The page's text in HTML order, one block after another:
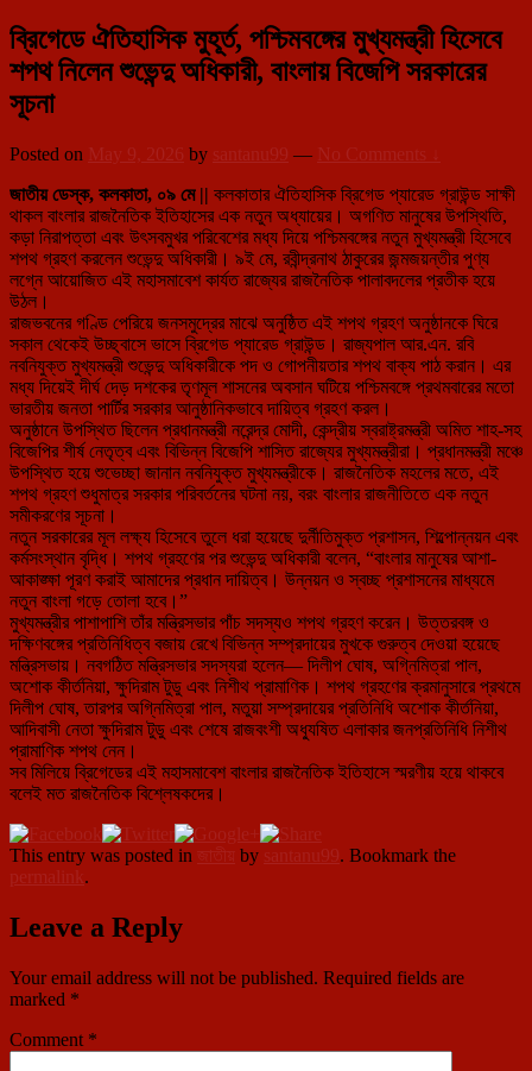
ব্রিগেডে ঐতিহাসিক মুহূর্ত, পশ্চিমবঙ্গের মুখ্যমন্ত্রী হিসেবে
শপথ নিলেন শুভেন্দু অধিকারী, বাংলায় বিজেপি সরকারের
সূচনা
Posted on May 9, 2026 by santanu99 — No Comments ↓
জাতীয় ডেস্ক, কলকাতা, ০৯ মে || কলকাতার ঐতিহাসিক ব্রিগেড প্যারেড গ্রাউন্ড সাক্ষী
থাকল বাংলার রাজনৈতিক ইতিহাসের এক নতুন অধ্যায়ের। অগণিত মানুষের উপস্থিতি,
কড়া নিরাপত্তা এবং উৎসবমুখর পরিবেশের মধ্য দিয়ে পশ্চিমবঙ্গের নতুন মুখ্যমন্ত্রী হিসেবে
শপথ গ্রহণ করলেন শুভেন্দু অধিকারী। ৯ই মে, রবীন্দ্রনাথ ঠাকুরের জন্মজয়ন্তীর পুণ্য
লগ্নে আয়োজিত এই মহাসমাবেশ কার্যত রাজ্যের রাজনৈতিক পালাবদলের প্রতীক হয়ে
উঠল।
রাজভবনের গণ্ডি পেরিয়ে জনসমুদ্রের মাঝে অনুষ্ঠিত এই শপথ গ্রহণ অনুষ্ঠানকে ঘিরে
সকাল থেকেই উচ্ছ্বাসে ভাসে ব্রিগেড প্যারেড গ্রাউন্ড। রাজ্যপাল আর.এন. রবি
নবনিযুক্ত মুখ্যমন্ত্রী শুভেন্দু অধিকারীকে পদ ও গোপনীয়তার শপথ বাক্য পাঠ করান। এর
মধ্য দিয়েই দীর্ঘ দেড় দশকের তৃণমূল শাসনের অবসান ঘটিয়ে পশ্চিমবঙ্গে প্রথমবারের মতো
ভারতীয় জনতা পার্টির সরকার আনুষ্ঠানিকভাবে দায়িত্ব গ্রহণ করল।
অনুষ্ঠানে উপস্থিত ছিলেন প্রধানমন্ত্রী নরেন্দ্র মোদী, কেন্দ্রীয় স্বরাষ্ট্রমন্ত্রী অমিত শাহ-সহ
বিজেপির শীর্ষ নেতৃত্ব এবং বিভিন্ন বিজেপি শাসিত রাজ্যের মুখ্যমন্ত্রীরা। প্রধানমন্ত্রী মঞ্চে
উপস্থিত হয়ে শুভেচ্ছা জানান নবনিযুক্ত মুখ্যমন্ত্রীকে। রাজনৈতিক মহলের মতে, এই
শপথ গ্রহণ শুধুমাত্র সরকার পরিবর্তনের ঘটনা নয়, বরং বাংলার রাজনীতিতে এক নতুন
সমীকরণের সূচনা।
নতুন সরকারের মূল লক্ষ্য হিসেবে তুলে ধরা হয়েছে দুর্নীতিমুক্ত প্রশাসন, শিল্পোন্নয়ন এবং
কর্মসংস্থান বৃদ্ধি। শপথ গ্রহণের পর শুভেন্দু অধিকারী বলেন, “বাংলার মানুষের আশা-
আকাঙ্ক্ষা পূরণ করাই আমাদের প্রধান দায়িত্ব। উন্নয়ন ও স্বচ্ছ প্রশাসনের মাধ্যমে
নতুন বাংলা গড়ে তোলা হবে।”
মুখ্যমন্ত্রীর পাশাপাশি তাঁর মন্ত্রিসভার পাঁচ সদস্যও শপথ গ্রহণ করেন। উত্তরবঙ্গ ও
দক্ষিণবঙ্গের প্রতিনিধিত্ব বজায় রেখে বিভিন্ন সম্প্রদায়ের মুখকে গুরুত্ব দেওয়া হয়েছে
মন্ত্রিসভায়। নবগঠিত মন্ত্রিসভার সদস্যরা হলেন— দিলীপ ঘোষ, অগ্নিমিত্রা পাল,
অশোক কীর্তনিয়া, ক্ষুদিরাম টুডু এবং নিশীথ প্রামাণিক। শপথ গ্রহণের ক্রমানুসারে প্রথমে
দিলীপ ঘোষ, তারপর অগ্নিমিত্রা পাল, মতুয়া সম্প্রদায়ের প্রতিনিধি অশোক কীর্তনিয়া,
আদিবাসী নেতা ক্ষুদিরাম টুডু এবং শেষে রাজবংশী অধ্যুষিত এলাকার জনপ্রতিনিধি নিশীথ
প্রামাণিক শপথ নেন।
সব মিলিয়ে ব্রিগেডের এই মহাসমাবেশ বাংলার রাজনৈতিক ইতিহাসে স্মরণীয় হয়ে থাকবে
বলেই মত রাজনৈতিক বিশ্লেষকদের।
This entry was posted in জাতীয় by santanu99. Bookmark the
permalink.
Leave a Reply
Your email address will not be published. Required fields are
marked *
Comment *